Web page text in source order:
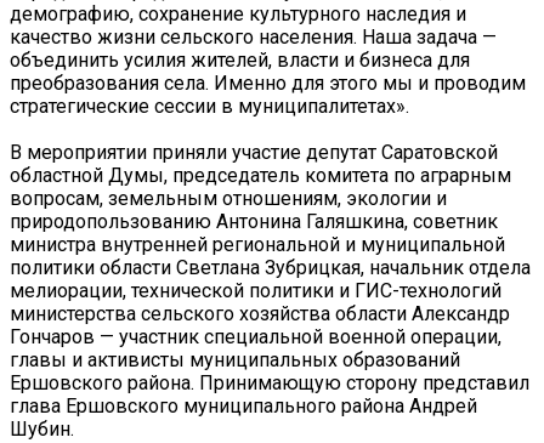
демографию, сохранение культурного наследия и
качество жизни сельского населения. Наша задача —
объединить усилия жителей, власти и бизнеса для
преобразования села. Именно для этого мы и проводим
стратегические сессии в муниципалитетах».
В мероприятии приняли участие депутат Саратовской
областной Думы, председатель комитета по аграрным
вопросам, земельным отношениям, экологии и
природопользованию Антонина Галяшкина, советник
министра внутренней региональной и муниципальной
политики области Светлана Зубрицкая, начальник отдела
мелиорации, технической политики и ГИС-технологий
министерства сельского хозяйства области Александр
Гончаров — участник специальной военной операции,
главы и активисты муниципальных образований
Ершовского района. Принимающую сторону представил
глава Ершовского муниципального района Андрей
Шубин.